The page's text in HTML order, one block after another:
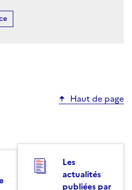
Haut de page
Les
actualités
publiées par